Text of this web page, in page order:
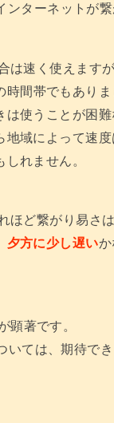
ンターネットが
は速く使えますが
時間帯でもあり
は使うことが困
地域によって速
れません。
ほど繋がり易さ
夕方に少し遅い
顕著です。
いては、期待で